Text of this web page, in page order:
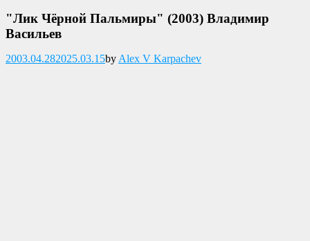
"Лик Чёрной Пальмиры" (2003) Владимир
Васильев
Опубликовано
2003.04.282025.03.15by Alex V Karpachev